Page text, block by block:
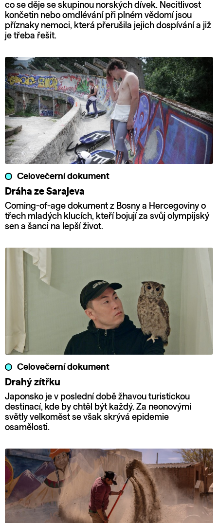
co se děje se skupinou norských dívek. Necitlivost
končetin nebo omdlévání při plném vědomí jsou
příznaky nemoci, která přerušila jejich dospívání a již
je třeba řešit.
Celovečerní dokument
Dráha ze Sarajeva
Coming-of-age dokument z Bosny a Hercegoviny o
třech mladých klucích, kteří bojují za svůj olympijský
sen a šanci na lepší život.
Celovečerní dokument
Drahý zítřku
Japonsko je v poslední době žhavou turistickou
destinací, kde by chtěl být každý. Za neonovými
světly velkoměst se však skrývá epidemie
osamělosti.